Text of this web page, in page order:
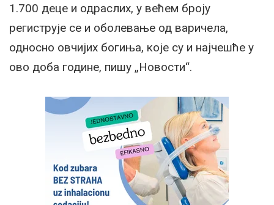
1.700 деце и одраслих, у већем броју
региструје се и оболевање од варичела,
односно овчијих богиња, које су и најчешће у
ово доба године, пишу „Новости“.